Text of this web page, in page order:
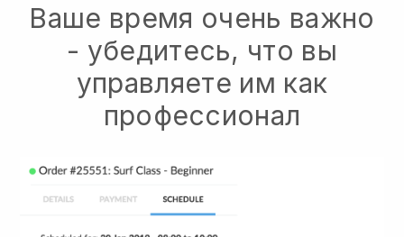
Ваше время очень важно
- убедитесь, что вы
управляете им как
профессионал